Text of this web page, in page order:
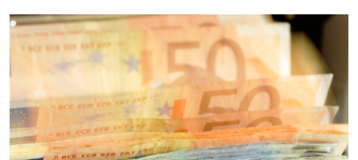
politik
öko
gesellschaft
kultur